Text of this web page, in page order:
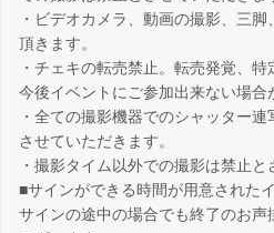
・ビデオカメラ、動画の撮影、三
頂きます。
・チェキの転売禁止。転売発覚、
今後イベントにご参加出来ない場合
・全ての撮影機器でのシャッター
させていただきます。
・撮影タイム以外での撮影は禁止と
■サインができる時間が用意された
サインの途中の場合でも終了のお